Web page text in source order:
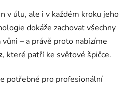
r
v
k
y
v
p
v úlu, ale i v každém kroku jeho
dokáže zachovat všechny
– a právě proto nabízíme
, které patří ke světové špičce.
potřebné pro profesionální